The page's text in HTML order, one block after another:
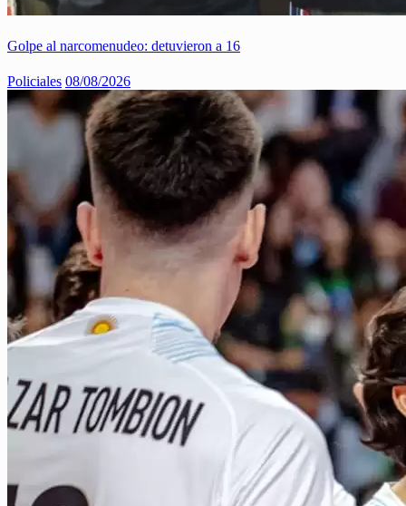
Golpe al narcomenudeo: detuvieron a 16
Policiales 08/08/2026